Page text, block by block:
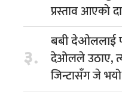
प्रस्ताव आएको
३.
बबी देओललाई
देओलले उठाए,
जिन्टासँग जे